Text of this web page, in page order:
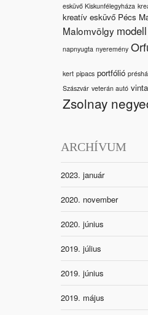
esküvő Kiskunfélegyháza
kreatív esküvő Pécs
Malomvölgy modell
napnyugta nyeremény
kert pipacs portfólió
Szászvár veterán autó
Zsolnay
ARCHÍVUM
2023. január
2020. november
2020. június
2019. július
2019. június
2019. május